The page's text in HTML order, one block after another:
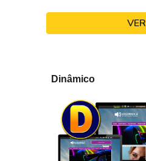
VER
Dinâmico